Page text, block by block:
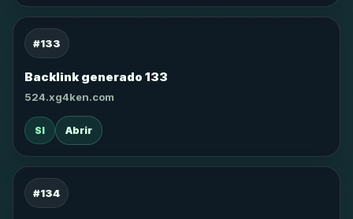
#133
Backlink generado 133
524.xg4ken.com
SI Abrir
#134